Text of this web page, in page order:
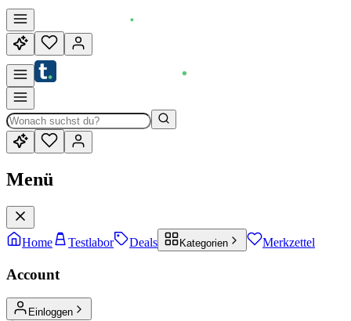
Menü
Home Testlabor Deals Kategorien Merkzettel
Account
Einloggen